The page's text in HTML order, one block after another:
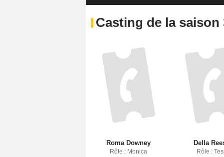
Casting de la saison
Roma Downey
Rôle : Monica
Della
Rôle :